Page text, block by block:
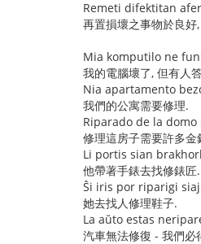
Remeti difektitan
再置損壞之事物於良好
Mia komputilo ne
我的電腦壞了, 但有人
Nia apartamento
我們的公寓需要修理.
Riparado de la
修理這房子需要許多金
Li portis sian
他帶著手錶去找修錶匠.
Ŝi iris por riparigi
她去找人修理鞋子.
La aŭto estas
汽車無法修復 - 我們必